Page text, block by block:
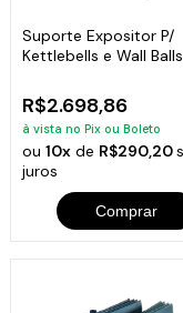
Suporte Expositor P/
Kettlebells e Wall
R$2.698,86
à vista no Pix ou Boleto
ou10x de R$290,20
juros
Comprar